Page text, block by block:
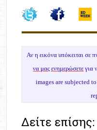
Αν η εικόνα υπόκειται σε
να μας ενημερώσετε για
images are subjected
Δείτε επίσης: